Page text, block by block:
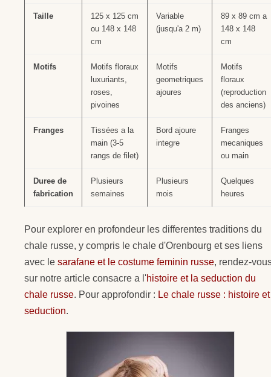
Taille
125 x 125 cm
ou 148 x 148
cm
Variable
(jusqu'a 2 m)
89 x 89 cm a
148 x 148
cm
Motifs
Motifs floraux
luxuriants,
roses,
pivoines
Motifs
geometriques
ajoures
Motifs
floraux
(reproduction
des anciens)
Franges
Tissées a la
main (3-5
rangs de filet)
Bord ajoure
integre
Franges
mecaniques
ou main
Duree de
fabrication
Plusieurs
semaines
Plusieurs
mois
Quelques
heures
Pour explorer en profondeur les differentes traditions du
chale russe, y compris le chale d'Orenbourg et ses liens
avec le sarafane et le costume feminin russe, rendez-
sur notre article consacre a l'histoire et la seduction du
chale russe. Pour approfondir : Le chale russe : histoire et
seduction.